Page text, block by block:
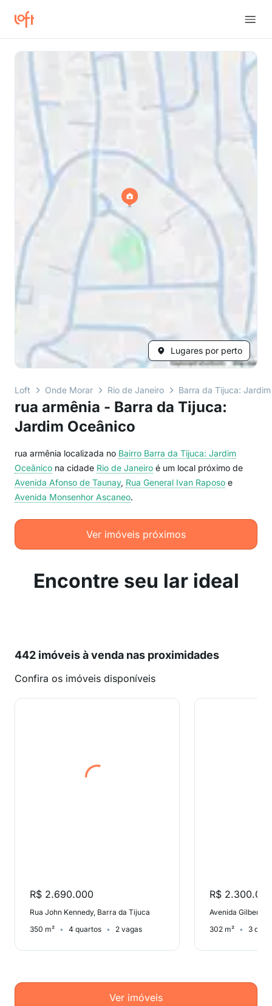
Lugares por perto
Loft Onde Morar Rio de Janeiro Barra da Tijuca:
rua armênia - Barra da Tijuca:
Jardim Oceânico
rua armênia localizada no Bairro Barra da Tijuca: Jardim
Oceânico na cidade Rio de Janeiro é um local próximo de
Avenida Afonso de Taunay, Rua General Ivan Raposo e
Avenida Monsenhor Ascaneo.
Ver imóveis próximos
Encontre seu lar ideal
442 imóveis à venda nas proximidades
Confira os imóveis disponíveis
R$ 2.690.000
Rua John Kennedy, Barra da Tijuca
350 m²
4 quartos 2 vagas
R$
302 m² 3
Ver imóveis